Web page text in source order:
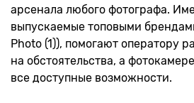
арсенала любого фотографа.
выпускаемые топовыми
Photo (1)), помогают оператору
на обстоятельства, а
все доступные возможности.